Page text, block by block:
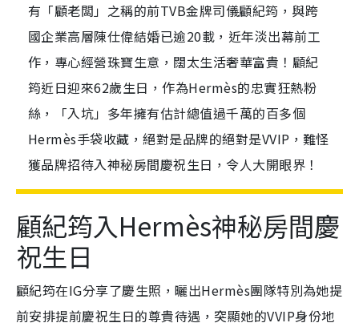
有「顧老闆」之稱的前TVB金牌司儀顧紀筠，與跨
國企業高層陳仕偉結婚已逾20載，近年淡出幕前工
作，專心經營珠寶生意，闊太生活奢華富貴！顧紀
筠近日迎來62歲生日，作為Hermès的忠實狂熱粉
絲，「入坑」多年擁有估計總值過千萬的百多個
Hermès手袋收藏，絕對是品牌的絕對是VVIP，難怪
獲品牌招待入神秘房間慶祝生日，令人大開眼界！
顧紀筠入Hermès神秘房間慶
祝生日
顧紀筠在IG分享了慶生照，曬出Hermès團隊特別為她提
前安排提前慶祝生日的尊貴待遇，突顯她的VVIP身份地